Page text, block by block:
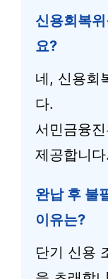
신용회복
요?
네, 신용회
다.
서민금융
제공합니다.
완납 후 불
이유는?
단기 신용